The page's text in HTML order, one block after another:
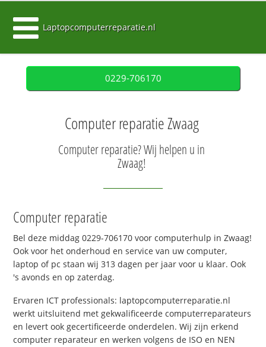
Laptopcomputerreparatie.nl
0229-706170
Computer reparatie Zwaag
Computer reparatie? Wij helpen u in
Zwaag!
Computer reparatie
Bel deze middag 0229-706170 voor computerhulp in Zwaag!
Ook voor het onderhoud en service van uw computer,
laptop of pc staan wij 313 dagen per jaar voor u klaar. Ook
's avonds en op zaterdag.
Ervaren ICT professionals: laptopcomputerreparatie.nl
werkt uitsluitend met gekwalificeerde computerreparateurs
en levert ook gecertificeerde onderdelen. Wij zijn erkend
computer reparateur en werken volgens de ISO en NEN